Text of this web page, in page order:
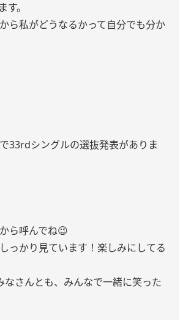
。
ら私がどうなるかって自分でも分か
33rdシングルの選抜発表がありま
ら呼んでね😉
っかり見ています！楽しみにしてる
さんとも、みんなで一緒に笑った